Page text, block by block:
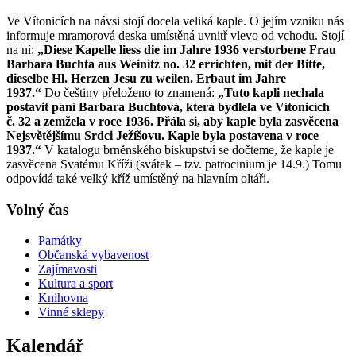
Ve Vítonicích na návsi stojí docela veliká kaple. O jejím vzniku nás
informuje mramorová deska umístěná uvnitř vlevo od vchodu. Stojí
na ní: „Diese Kapelle liess die im Jahre 1936 verstorbene Frau
Barbara Buchta aus Weinitz no. 32 errichten, mit der Bitte,
dieselbe Hl. Herzen Jesu zu weilen. Erbaut im Jahre
1937.“ Do češtiny přeloženo to znamená: „Tuto kapli nechala
postavit paní Barbara Buchtová, která bydlela ve Vítonicích
č. 32 a zemžela v roce 1936. Přála si, aby kaple byla zasvěcena
Nejsvětějšímu Srdci Ježíšovu. Kaple byla postavena v roce
1937.“ V katalogu brněnského biskupství se dočteme, že kaple je
zasvěcena Svatému Kříži (svátek – tzv. patrocinium je 14.9.) Tomu
odpovídá také velký kříž umístěný na hlavním oltáři.
Volný čas
Památky
Občanská vybavenost
Zajímavosti
Kultura a sport
Knihovna
Vinné sklepy
Kalendář